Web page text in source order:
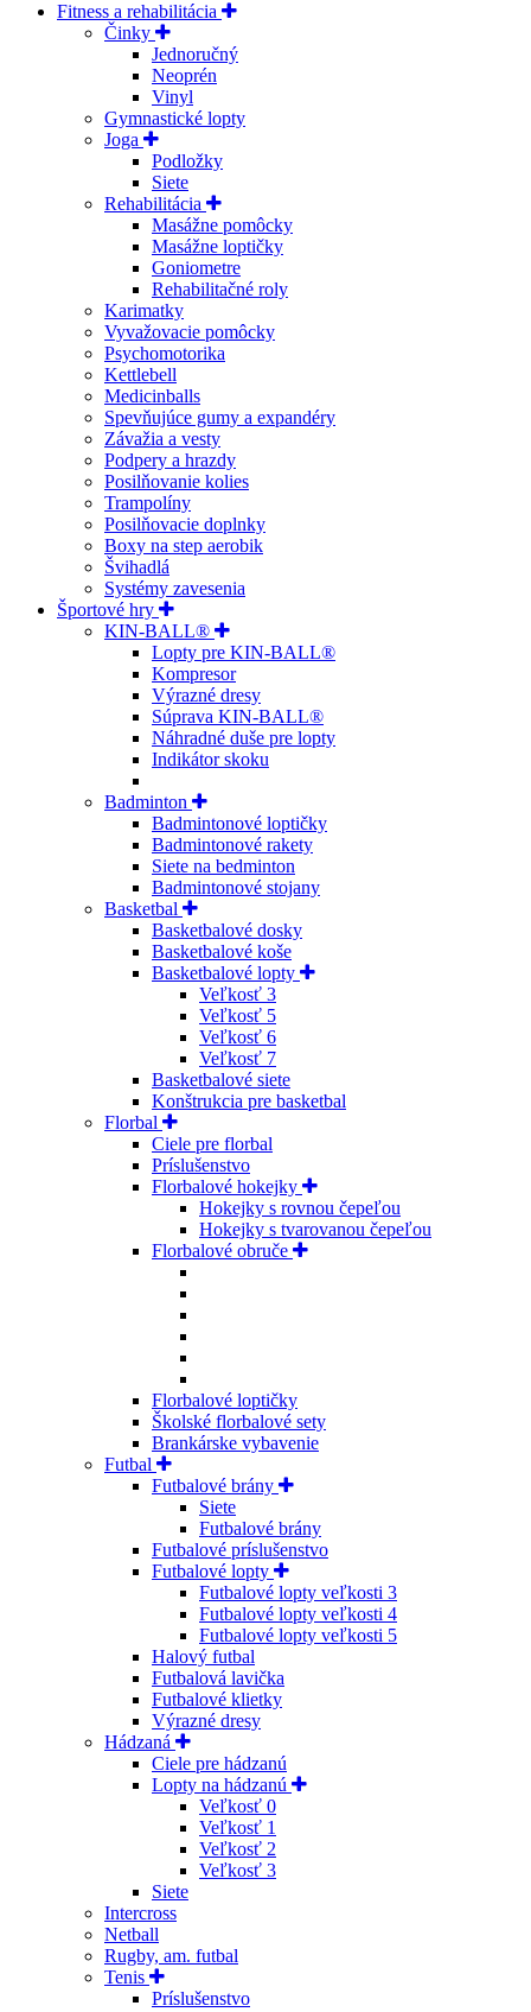
Fitness a rehabilitácia
Činky
Jednoručný
Neoprén
Vinyl
Gymnastické lopty
Joga
Podložky
Siete
Rehabilitácia
Masážne pomôcky
Masážne loptičky
Goniometre
Rehabilitačné roly
Karimatky
Vyvažovacie pomôcky
Psychomotorika
Kettlebell
Medicinballs
Spevňujúce gumy a expandéry
Závažia a vesty
Podpery a hrazdy
Posilňovanie kolies
Trampolíny
Posilňovacie doplnky
Boxy na step aerobik
Švihadlá
Systémy zavesenia
Športové hry
KIN-BALL®
Lopty pre KIN-BALL®
Kompresor
Výrazné dresy
Súprava KIN-BALL®
Náhradné duše pre lopty
Indikátor skoku
Badminton
Badmintonové loptičky
Badmintonové rakety
Siete na bedminton
Badmintonové stojany
Basketbal
Basketbalové dosky
Basketbalové koše
Basketbalové lopty
Veľkosť 3
Veľkosť 5
Veľkosť 6
Veľkosť 7
Basketbalové siete
Konštrukcia pre basketbal
Florbal
Ciele pre florbal
Príslušenstvo
Florbalové hokejky
Hokejky s rovnou čepeľou
Hokejky s tvarovanou čepeľou
Florbalové obruče
Florbalové loptičky
Školské florbalové sety
Brankárske vybavenie
Futbal
Futbalové brány
Siete
Futbalové brány
Futbalové príslušenstvo
Futbalové lopty
Futbalové lopty veľkosti 3
Futbalové lopty veľkosti 4
Futbalové lopty veľkosti 5
Halový futbal
Futbalová lavička
Futbalové klietky
Výrazné dresy
Hádzaná
Ciele pre hádzanú
Lopty na hádzanú
Veľkosť 0
Veľkosť 1
Veľkosť 2
Veľkosť 3
Siete
Intercross
Netball
Rugby, am. futbal
Tenis
Príslušenstvo